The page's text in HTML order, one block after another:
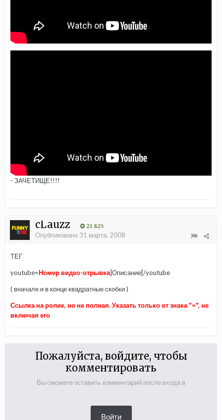
- ЗАЧЕТИЩЕ!!!!
cLauzz 21 825
Опубликовано 31 марта, 2008
ТЕГ
youtube=Номер видео-отрывка]Описание[/youtube
( вначале и в конце квадратные скобки )
Ссылка на ролик, но не полная. Указать только от знака "=", не
включая его
Пожалуйста, войдите, чтобы
комментировать
Вы сможете оставить комментарий после входа в
Войти